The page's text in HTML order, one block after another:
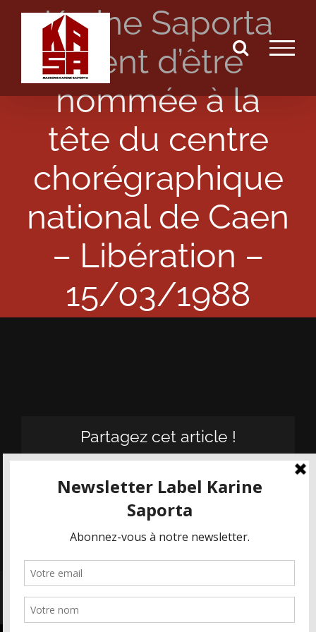
Passer
Karine Saporta
vient d’être
nommée à la
tête du centre
chorégraphique
national de Caen
– Libération –
15/03/1988
Partagez cet article !
FacebookX Email
© KASA - Les Maisons Karine Saporta 2019-2022 | Tous droits